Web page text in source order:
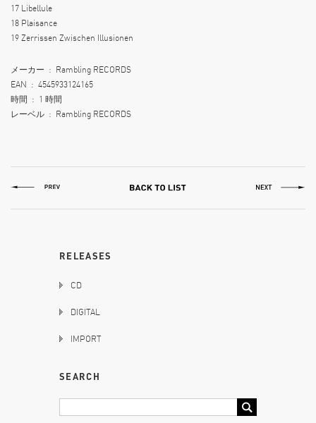
17 Libellule
18 Plaisance
19 Zerrissen Zwischen Illusionen
メーカー ‏ : ‎ Rambling RECORDS
EAN ‏ : ‎ 4545933124165
時間 ‏ : ‎ 1 時間
レーベル ‏ : ‎ Rambling RECORDS
RELEASES
CD
DIGITAL
IMPORT
SEARCH